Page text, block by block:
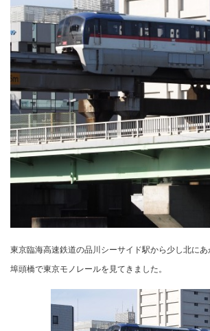
東京臨海高速鉄道の品川シーサイド駅から少し北に
埠頭橋で東京モノレールを見てきました。